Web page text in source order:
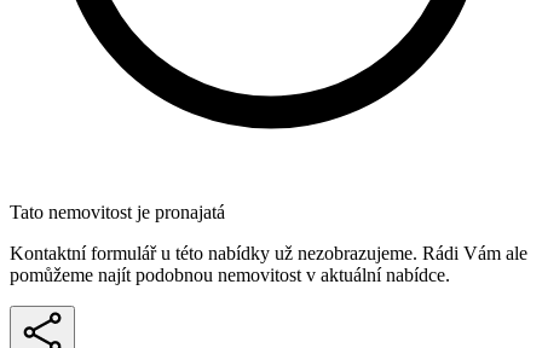
Tato nemovitost je pronajatá
Kontaktní formulář u této nabídky už nezobrazujeme. Rádi Vám ale
pomůžeme najít podobnou nemovitost v aktuální nabídce.